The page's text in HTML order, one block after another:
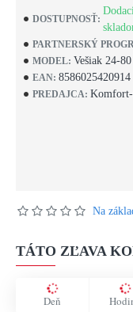
DOSTUPNOSŤ:
PARTNERSKÝ
MODEL: Vešiak 24-80
EAN: 8586025420914
PREDAJCA:
Na
TÁTO ZĽAVA
Deň